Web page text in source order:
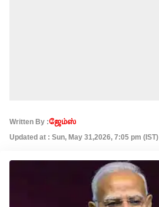
Written By :ஜேம்ஸ்
Updated at : Sun, May 31,2026, 7:05 pm (IST)